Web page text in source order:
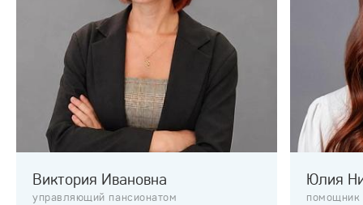
Виктория Ивановна
управляющий пансионатом
Юлия